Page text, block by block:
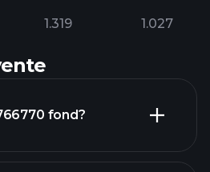
1.319 1.027
fond?